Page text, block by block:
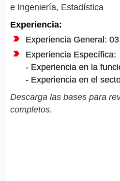
e Ingeniería, Estadística
Experiencia:
Experiencia General:
Experiencia Específica:
- Experiencia en la
- Experiencia en el
Descarga las bases para
completos.